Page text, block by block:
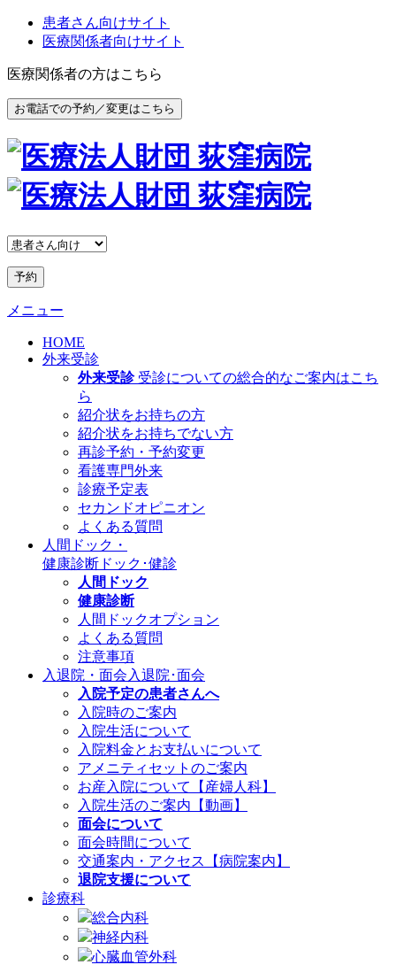
患者さん向けサイト
医療関係者向けサイト
医療関係者の方はこちら
お電話での予約／変更はこちら
予約
メニュー
HOME
外来受診
外来受診 受診についての総合的なご案内はこち
ら
紹介状をお持ちの方
紹介状をお持ちでない方
再診予約・予約変更
看護専門外来
診療予定表
セカンドオピニオン
よくある質問
人間ドック・
健康診断 ドック･健診
人間ドック
健康診断
人間ドックオプション
よくある質問
注意事項
入退院・面会 入退院･面会
入院予定の患者さんへ
入院時のご案内
入院生活について
入院料金とお支払いについて
アメニティセットのご案内
お産入院について【産婦人科】
入院生活のご案内【動画】
面会について
面会時間について
交通案内・アクセス【病院案内】
退院支援について
診療科
総合内科
神経内科
心臓血管外科